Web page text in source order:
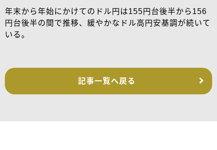
年末から年始にかけてのドル円は155円台後半から156
円台後半の間で推移、緩やかなドル高円安基調が続いて
いる。
記事一覧へ戻る